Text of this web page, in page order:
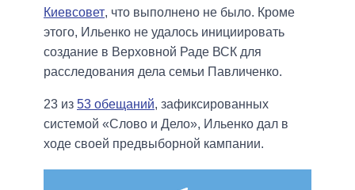
Киевсовет, что выполнено не было. Кроме
этого, Ильенко не удалось инициировать
создание в Верховной Раде ВСК для
расследования дела семьи Павличенко.
23 из 53 обещаний, зафиксированных
системой «Слово и Дело», Ильенко дал в
ходе своей предвыборной кампании.